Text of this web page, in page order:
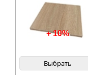
+ 10%
Выбрать